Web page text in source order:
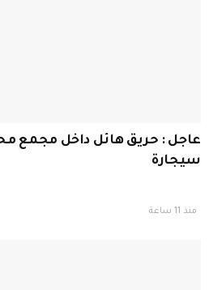
عاجل : حريق هائل داخل مجمع
سيجارة
منذ 11 ساعة